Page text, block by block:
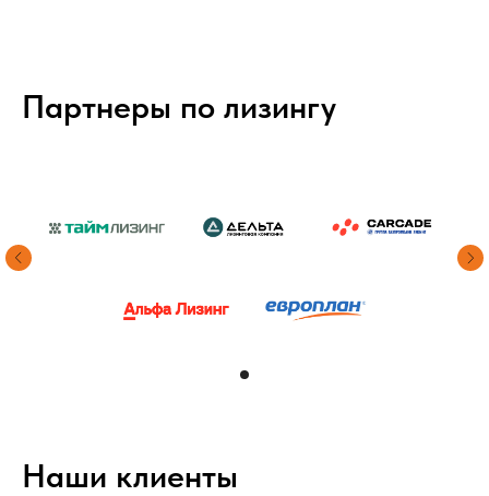
Партнеры по лизингу
Наши клиенты